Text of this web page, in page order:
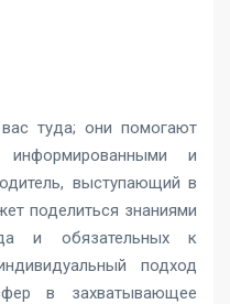
туда; они помогают
и
выступающий в
поделиться знаниями
и обязательных к
подход
в захватывающее